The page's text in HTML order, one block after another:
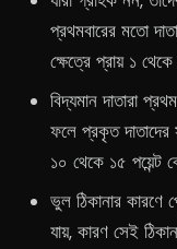
প্রথমবারের মতো
ক্ষেত্রে প্রায় ১
বিদ্যমান দাতারা
ফলে প্রকৃত দাতাদের
১০ থেকে ১৫ পয়েন্ট
ভুল ঠিকানার কারণে
যায়, কারণ সেই